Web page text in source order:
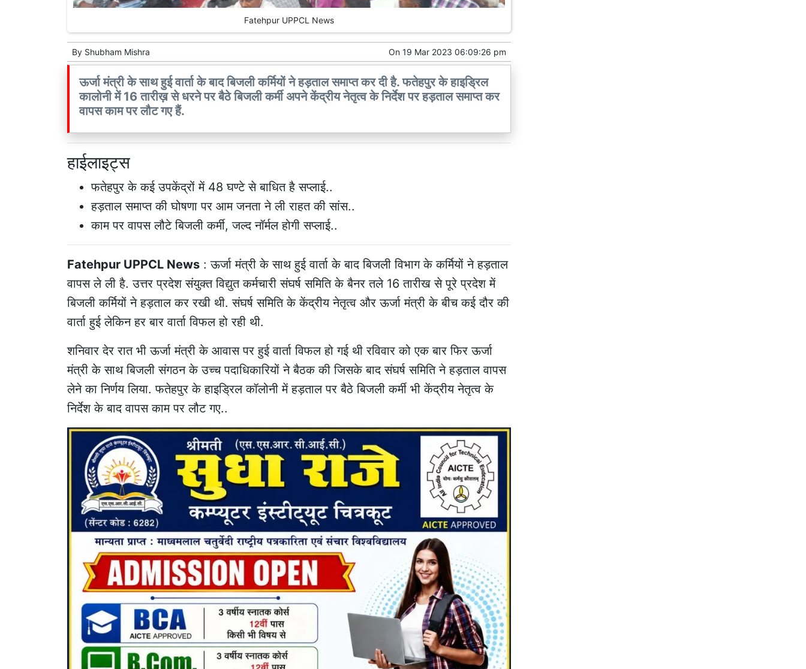
Fatehpur UPPCL News
By Shubham Mishra On 19 Mar 2023 06:09:26 pm
ऊर्जा मंत्री के साथ हुई वार्ता के बाद बिजली कर्मियों ने हड़ताल समाप्त कर दी है. फतेहपुर के हाइड्रिल
कालोनी में 16 तारीख़ से धरने पर बैठे बिजली कर्मी अपने केंद्रीय नेतृत्व के निर्देश पर हड़ताल समाप्त कर
वापस काम पर लौट गए हैं.
हाईलाइट्स
फतेहपुर के कई उपकेंद्रों में 48 घण्टे से बाधित है सप्लाई..
हड़ताल समाप्त की घोषणा पर आम जनता ने ली राहत की सांस..
काम पर वापस लौटे बिजली कर्मी, जल्द नॉर्मल होगी सप्लाई..
Fatehpur UPPCL News : ऊर्जा मंत्री के साथ हुई वार्ता के बाद बिजली विभाग के कर्मियों ने हड़ताल
वापस ले ली है. उत्तर प्रदेश संयुक्त विद्युत कर्मचारी संघर्ष समिति के बैनर तले 16 तारीख से पूरे प्रदेश में
बिजली कर्मियों ने हड़ताल कर रखी थी. संघर्ष समिति के केंद्रीय नेतृत्व और ऊर्जा मंत्री के बीच कई दौर की
वार्ता हुई लेकिन हर बार वार्ता विफल हो रही थी.
शनिवार देर रात भी ऊर्जा मंत्री के आवास पर हुई वार्ता विफल हो गई थी रविवार को एक बार फिर ऊर्जा
मंत्री के साथ बिजली संगठन के उच्च पदाधिकारियों ने बैठक की जिसके बाद संघर्ष समिति ने हड़ताल वापस
लेने का निर्णय लिया. फतेहपुर के हाइड्रिल कॉलोनी में हड़ताल पर बैठे बिजली कर्मी भी केंद्रीय नेतृत्व के
निर्देश के बाद वापस काम पर लौट गए..